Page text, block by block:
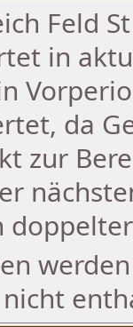
Feld
in
da
zur